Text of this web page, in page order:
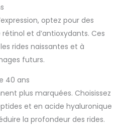
optez pour des
et d’antioxydants. Ces
rides naissantes et à
futurs.
40 ans
plus marquées. Choisissez
et en acide hyaluronique
la profondeur des rides.